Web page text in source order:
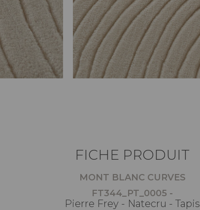
FICHE PRODUIT
MONT BLANC CURVES
FT344_PT_0005 -
Pierre Frey - Natecru - Tapis